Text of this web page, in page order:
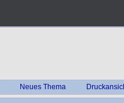
Neues Thema